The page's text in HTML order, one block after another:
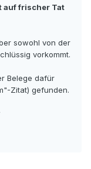
auf frischer Tat
sowohl von der
vorkommt.
Belege dafür
Zitat) gefunden.